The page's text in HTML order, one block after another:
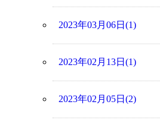
2023年03月06日(1)
2023年02月13日(1)
2023年02月05日(2)